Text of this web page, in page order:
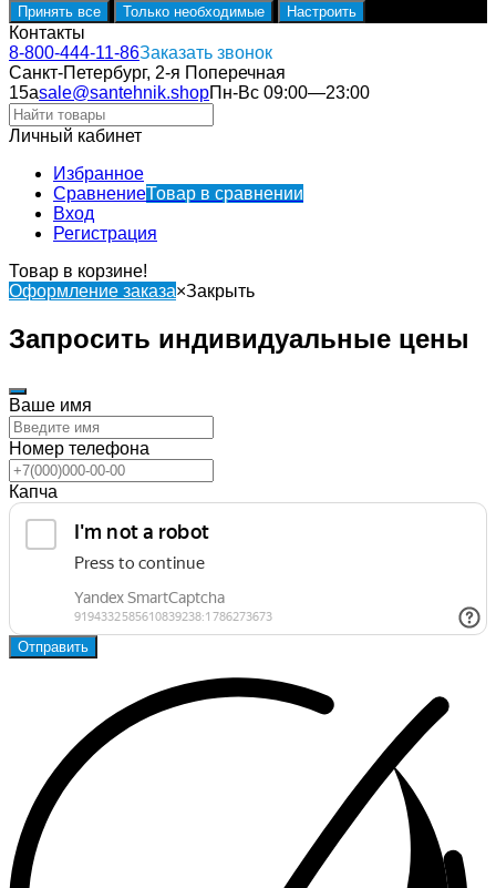
Принять все Только необходимые Настроить
Контакты
8-800-444-11-86Заказать звонок
Санкт-Петербург, 2-я Поперечная
15аsale@santehnik.shopПн-Вс 09:00—23:00
Личный кабинет
Избранное
СравнениеТовар в сравнении
Вход
Регистрация
Товар в корзине!
Оформление заказа×Закрыть
Запросить индивидуальные цены
Ваше имя
Номер телефона
Капча
Отправить